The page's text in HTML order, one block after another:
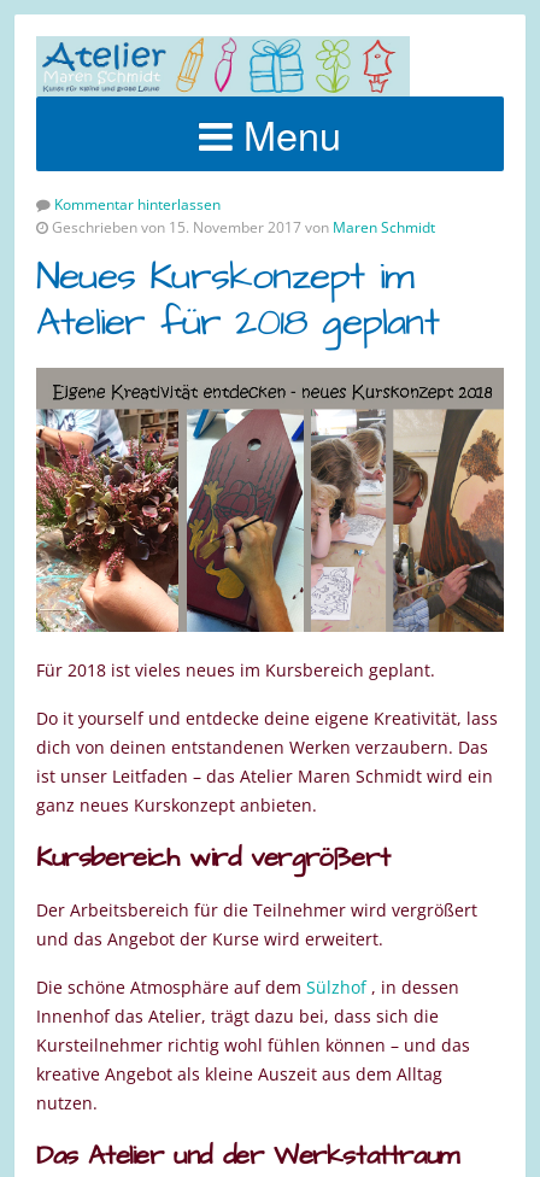
Menu
Kommentar hinterlassen
Geschrieben von 15. November 2017 von Maren Schmidt
Neues Kurskonzept im
Atelier für 2018 geplant
Für 2018 ist vieles neues im Kursbereich geplant.
Do it yourself und entdecke deine eigene Kreativität, lass
dich von deinen entstandenen Werken verzaubern. Das
ist unser Leitfaden – das Atelier Maren Schmidt wird ein
ganz neues Kurskonzept anbieten.
Kursbereich wird vergrößert
Der Arbeitsbereich für die Teilnehmer wird vergrößert
und das Angebot der Kurse wird erweitert.
Die schöne Atmosphäre auf dem Sülzhof, in dessen
Innenhof das Atelier, trägt dazu bei, dass sich die
Kursteilnehmer richtig wohl fühlen können – und das
kreative Angebot als kleine Auszeit aus dem Alltag
nutzen.
Das Atelier und der Werkstattraum